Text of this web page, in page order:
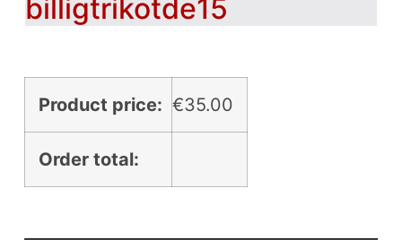
billigtrikotde15
Product price: €35.00
Order total: